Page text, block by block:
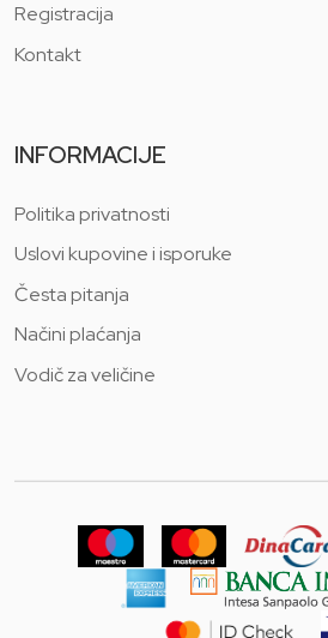
Registracija
Kontakt
INFORMACIJE
Politika privatnosti
Uslovi kupovine i isporuke
Česta pitanja
Načini plaćanja
Vodič za veličine